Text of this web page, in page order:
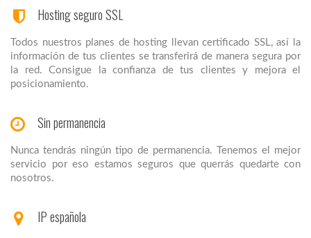
Hosting seguro SSL
Todos nuestros planes de hosting llevan certificado SSL, así la
información de tus clientes se transferirá de manera segura por
la red. Consigue la confianza de tus clientes y mejora el
posicionamiento.
Sin permanencia
Nunca tendrás ningún tipo de permanencia. Tenemos el mejor
servicio por eso estamos seguros que querrás quedarte con
nosotros.
IP española